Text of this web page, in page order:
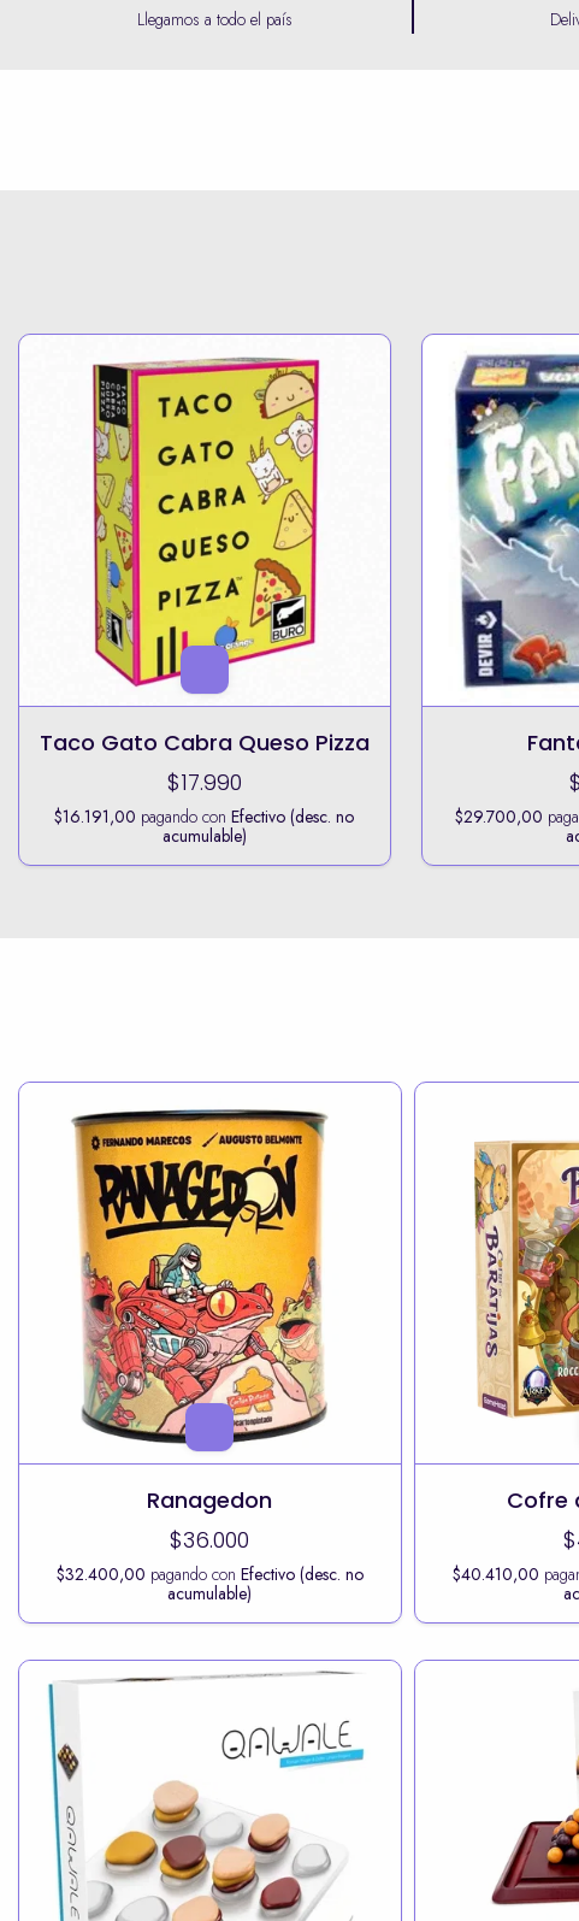
Llegamos a todo el país
Fantasma Blitz
$33.000
$29.700,00 pagando conEfectivo (desc. no
acumulable)
Ranagedon
$36.000
$32.400,00 pagando con Efectivo (desc. no
acumulable)
Cofre
$40.410,00